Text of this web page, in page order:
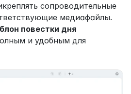
сопроводительные
медиафайлы.
повестки дня
и удобным для